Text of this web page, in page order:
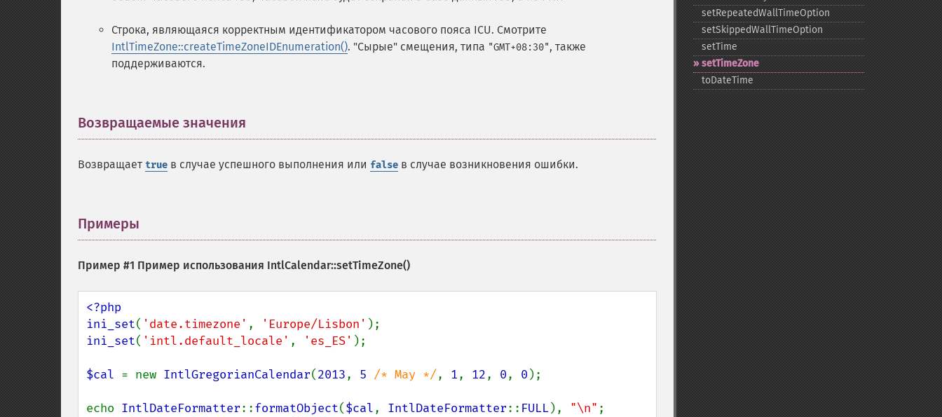
Строка, являющаяся корректным идентификатором часового пояса ICU. Смотрите
IntlTimeZone::createTimeZoneIDEnumeration(). "Сырые" смещения, типа "GMT+08:30", также
поддерживаются.
Возвращаемые значения
Возвращает true в случае успешного выполнения или false в случае возникновения ошибки.
Примеры
Пример #1 Пример использования IntlCalendar::setTimeZone()
<?php
ini_set( 'date.timezone' , 'Europe/Lisbon'
ini_set( 'intl.default_locale' , 'es_ES' );
$cal = new IntlGregorianCalendar(2013, 5 /* May */, 1, 12, 0, 0 );
echo IntlDateFormatter::formatObject($cal, IntlDateFormatter:: FULL), "\n" ;
setRepeatedWallTimeOption
setSkippedWallTimeOption
setTime
setTimeZone
toDateTime